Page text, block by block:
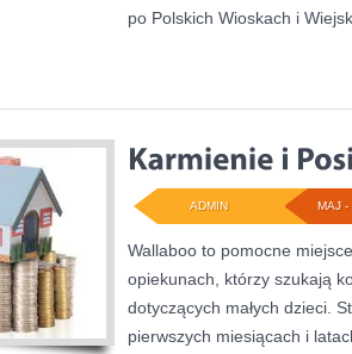
po Polskich Wioskach i
MAJ -
ADMIN
Wallaboo to pomocne
opiekunach, którzy szukają
dotyczących małych dzieci.
pierwszych miesiącach i